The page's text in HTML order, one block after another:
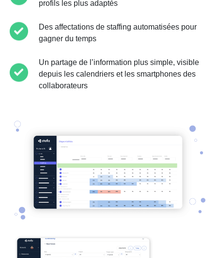
profils les plus adaptés
Des affectations de staffing automatisées pour
gagner du temps
Un partage de l’information plus simple, visible
depuis les calendriers et les smartphones des
collaborateurs